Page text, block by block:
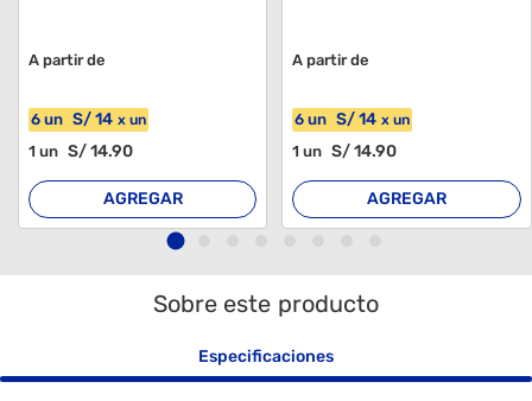
A partir de
6 un S/14 x un
1 un S/14.90
AGREGAR
A partir de
6 un S/14 xun
1un S/14.90
AGREGAR
Sobre este producto
Especificaciones